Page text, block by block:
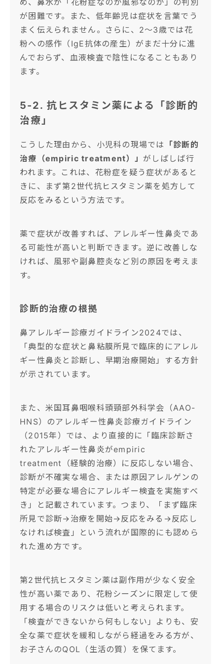
め、鼻水が「花粉症なのか風邪なのか」の判別
が困難です。また、低年齢児は症状を言葉でう
まく伝えられません。さらに、2〜3歳では花
粉への感作（IgE抗体の産生）がまだ十分に進
んでおらず、血液検査で陰性になることもあり
ます。
5-2. 抗ヒスタミン薬による「診断的
治療」
こうした理由から、小児科の現場では
「診断的
治療（empiric treatment）」がしばしば行
われます。これは、花粉症を疑う症状があると
きに、まず第2世代抗ヒスタミン薬を処方して
反応をみるという方法です。
薬で症状が改善すれば、アレルギー性鼻炎であ
る可能性が高いと判断できます。逆に改善しな
ければ、風邪や副鼻腔炎など別の原因を考えま
す。
診断的治療の根拠
鼻アレルギー診療ガイドライン2024では、
「典型的な症状と鼻粘膜所見で臨床的にアレル
ギー性鼻炎と診断し、早期治療開始」する方針
が示されています。
また、米国耳鼻咽喉科頭頸部外科学会（AAO-
HNS）のアレルギー性鼻炎診療ガイドライン
（2015年）では、より直接的に「臨床診断さ
れたアレルギー性鼻炎がempiric
treatment（経験的治療）に反応しない場合、
診断が不確実な場合、または原因アレルゲンの
特定が必要な場合にアレルギー検査を実施すべ
き」と記載されています。つまり、「まず臨床
所見で診断→治療を開始→反応をみる→反応し
なければ検査」という流れが国際的にも認めら
れた進め方です。
第2世代抗ヒスタミン薬は副作用が少なく安全
性が高い薬であり、花粉シーズンに限定して使
用する場合のリスクは低いと考えられます。
「検査ができないから何もしない」よりも、安
全な薬で症状を緩和しながら経過をみる方が、
お子さんのQOL（生活の質）を保てます。